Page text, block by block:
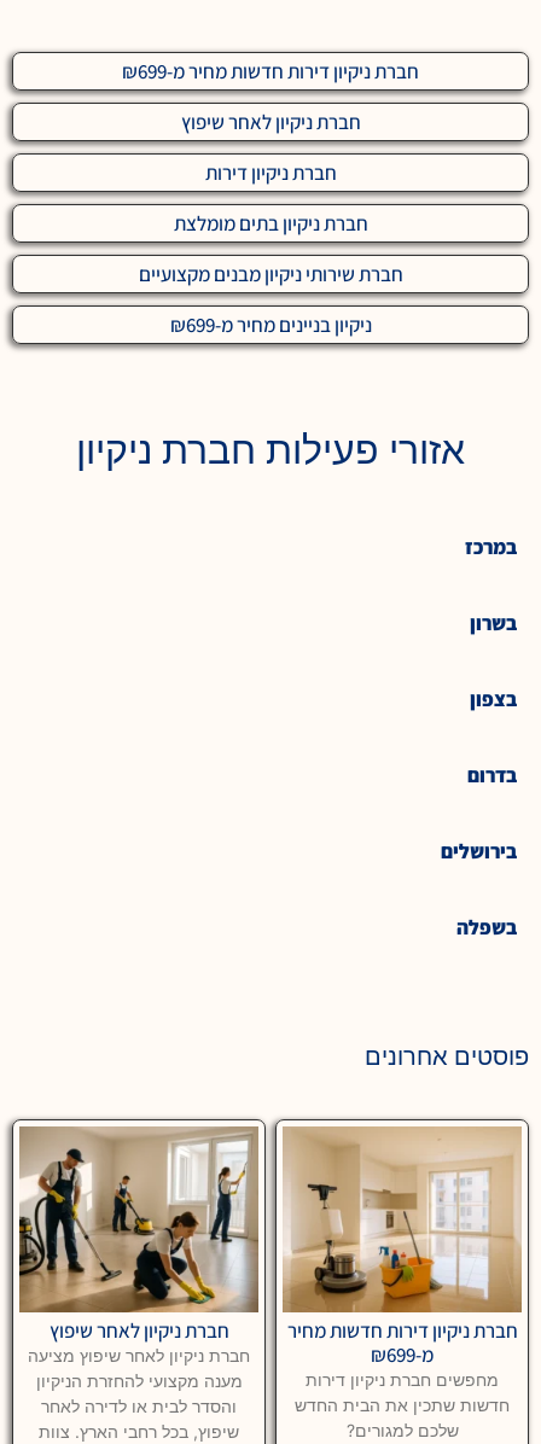
חברת ניקיון דירות חדשות מחיר מ-₪699
חברת ניקיון לאחר שיפוץ
חברת ניקיון דירות
חברת ניקיון בתים מומלצת
חברת שירותי ניקיון מבנים מקצועיים
ניקיון בניינים מחיר מ-₪699
אזורי פעילות חברת ניקיון
במרכז
בשרון
בצפון
בדרום
בירושלים
בשפלה
פוסטים אחרונים
חברת ניקיון דירות חדשות מחיר
מ-₪699
מחפשים חברת ניקיון דירות
חדשות שתכין את הבית החדש
שלכם למגורים?
חברת ניקיון לאחר שיפוץ
חברת ניקיון לאחר שיפוץ מציעה
מענה מקצועי להחזרת הניקיון
והסדר לבית או לדירה לאחר
שיפוץ, בכל רחבי הארץ. צוות